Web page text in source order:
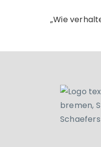
„Wie